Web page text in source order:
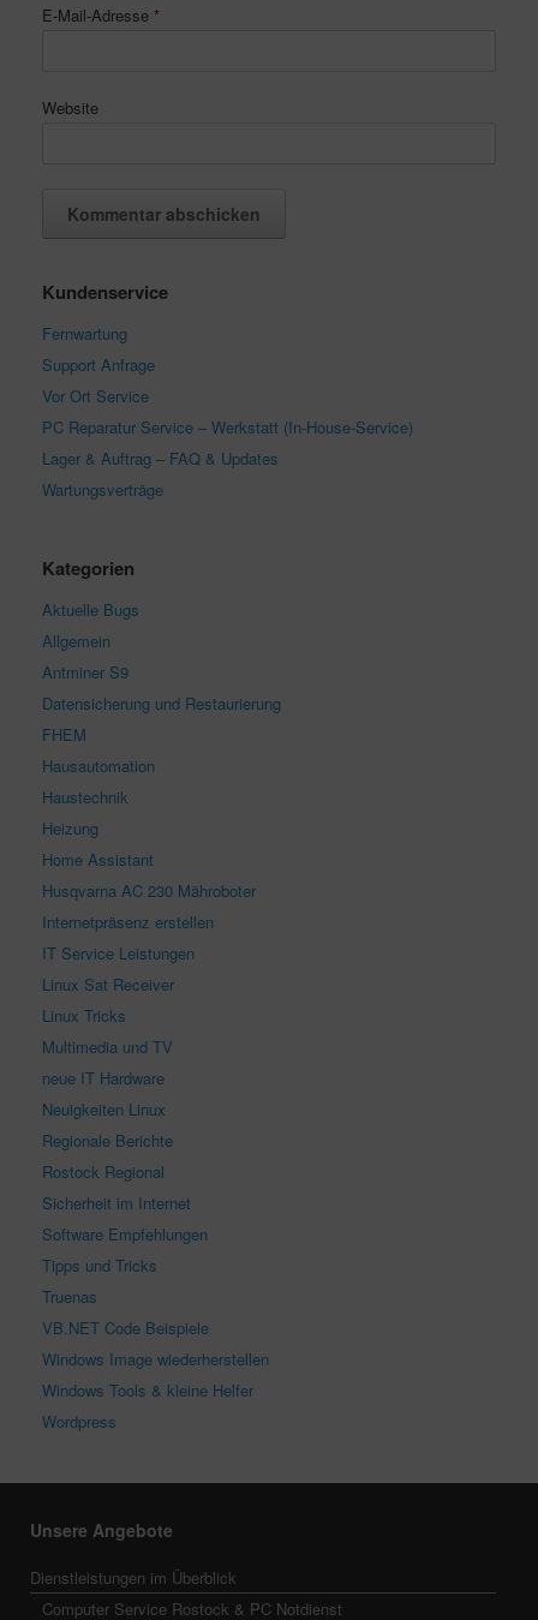
E-Mail-Adresse *
Website
Kundenservice
Fernwartung
Support Anfrage
Vor Ort Service
PC Reparatur Service – Werkstatt (In-House-Service)
Lager & Auftrag – FAQ & Updates
Wartungsverträge
Kategorien
Aktuelle Bugs
Allgemein
Antminer S9
Datensicherung und Restaurierung
FHEM
Hausautomation
Haustechnik
Heizung
Home Assistant
Husqvarna AC 230 Mähroboter
Internetpräsenz erstellen
IT Service Leistungen
Linux Sat Receiver
Linux Tricks
Multimedia und TV
neue IT Hardware
Neuigkeiten Linux
Regionale Berichte
Rostock Regional
Sicherheit im Internet
Software Empfehlungen
Tipps und Tricks
Truenas
VB.NET Code Beispiele
Windows Image wiederherstellen
Windows Tools & kleine Helfer
Wordpress
Unsere Angebote
Dienstleistungen im Überblick
Computer Service Rostock & PC Notdienst